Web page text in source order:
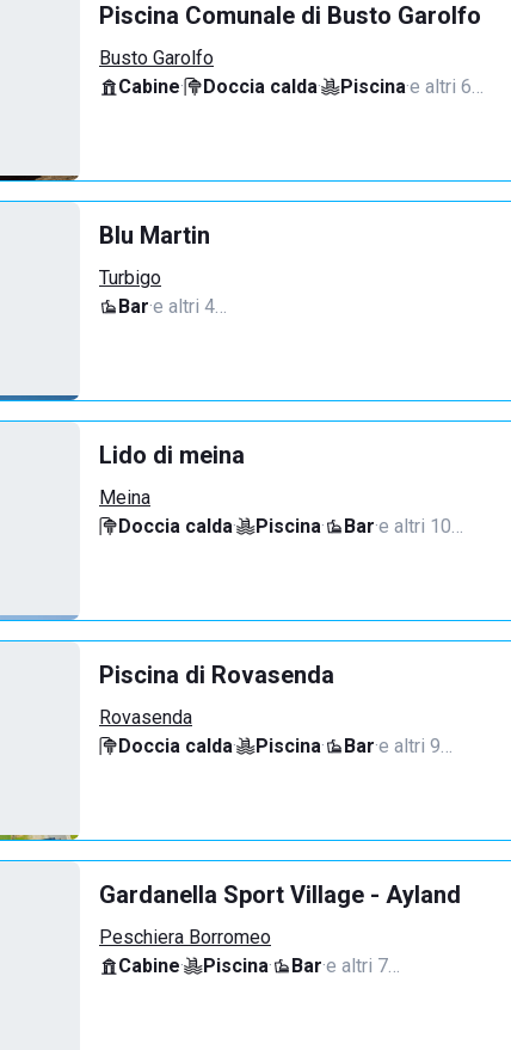
Piscina Comunale di Busto Garolfo
Busto Garolfo
Cabine· Doccia calda· Piscina·e altri 6…
Blu Martin
Turbigo
Bar·e altri 4…
Lido di meina
Meina
Doccia calda· Piscina· Bar·e altri 10…
Piscina di Rovasenda
Rovasenda
Doccia calda· Piscina· Bar·e altri 9…
Gardanella Sport Village - Ayland
Peschiera Borromeo
Cabine· Piscina· Bar·e altri 7…